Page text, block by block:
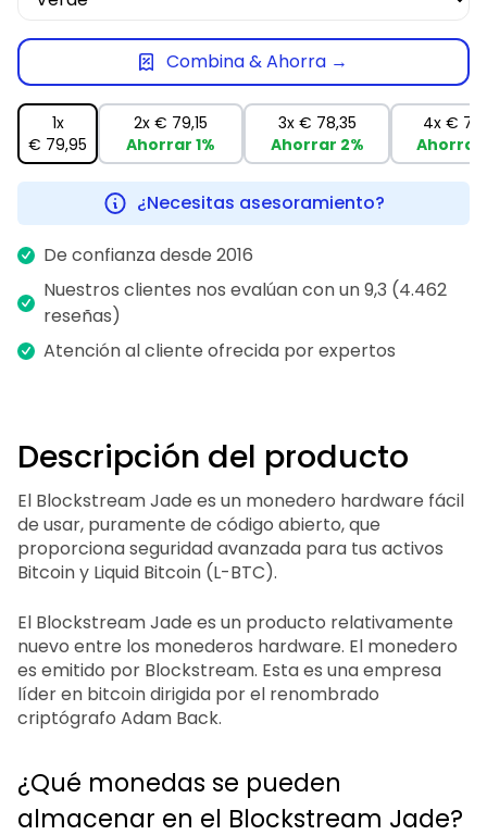
Combina & Ahorra →
1x
€ 79,95
2x € 79,15
Ahorrar 1%
3x € 78,35
Ahorrar 2%
4x €
Ahorrar
¿Necesitas asesoramiento?
De confianza desde 2016
Nuestros clientes nos evalúan con un 9,3 (4.462
reseñas)
Atención al cliente ofrecida por expertos
Descripción del producto
El Blockstream Jade es un monedero hardware fácil
de usar, puramente de código abierto, que
proporciona seguridad avanzada para tus activos
Bitcoin y Liquid Bitcoin (L-BTC).
El Blockstream Jade es un producto relativamente
nuevo entre los monederos hardware. El monedero
es emitido por Blockstream. Esta es una empresa
líder en bitcoin dirigida por el renombrado
criptógrafo Adam Back.
¿Qué monedas se pueden
almacenar en el Blockstream Jade?